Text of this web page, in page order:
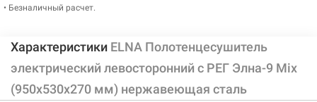
• Безналичный расчет.
Характеристики ELNA Полотенцесушитель
электрический левосторонний с РЕГ Элна-9 Mix
(950х530х270 мм) нержавеющая сталь